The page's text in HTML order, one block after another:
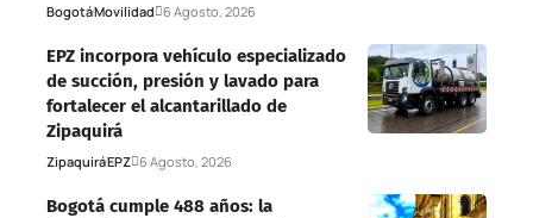
BogotáMovilidad 6 Agosto, 2026
EPZ incorpora vehículo especializado
de succión, presión y lavado para
fortalecer el alcantarillado de
Zipaquirá
ZipaquiráEPZ 6 Agosto, 2026
Bogotá cumple 488 años: la